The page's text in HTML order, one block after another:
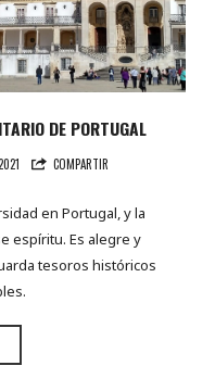
DE PORTUGAL
COMPARTIR
en Portugal, y la
espíritu. Es alegre y
tesoros históricos